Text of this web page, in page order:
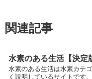
関連記事
水素のある生活【決定
水素のある生活は水素カテ
く説明しているサイトです